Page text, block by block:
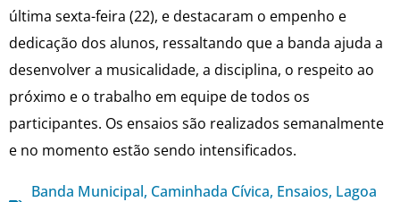
última sexta-feira (22), e destacaram o empenho e
dedicação dos alunos, ressaltando que a banda ajuda a
desenvolver a musicalidade, a disciplina, o respeito ao
próximo e o trabalho em equipe de todos os
participantes. Os ensaios são realizados semanalmente
e no momento estão sendo intensificados.
Banda Municipal, Caminhada Cívica, Ensaios, Lagoa